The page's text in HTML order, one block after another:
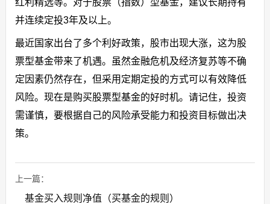
红利精选等。对于股票（指数）型基金，建议长期持有
并连续定投3年及以上。
最近国家出台了多个利好政策，股市出现大涨，这为股
票型基金带来了机遇。虽然金融危机及经济复苏等不确
定因素仍然存在，但采用定期定投的方式可以有效降低
风险。现在是购买股票型基金的好时机。请记住，投资
需谨慎，要根据自己的风险承受能力和投资目标做出决
策。
上一篇：
基金买入规则净值（买基金的规则）